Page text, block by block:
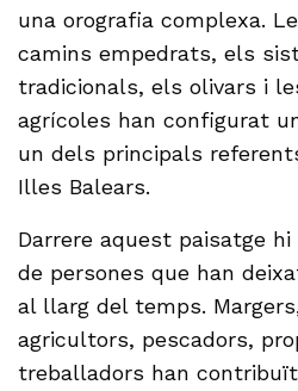
una orografia complexa.
camins empedrats, els
tradicionals, els olivars i
agrícoles han configurat
un dels principals
Illes Balears.
Darrere aquest paisatge
de persones que han
al llarg del temps.
agricultors, pescadors,
treballadors han